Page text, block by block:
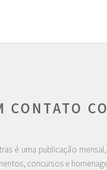
CONTATO
é uma publicação
concursos e